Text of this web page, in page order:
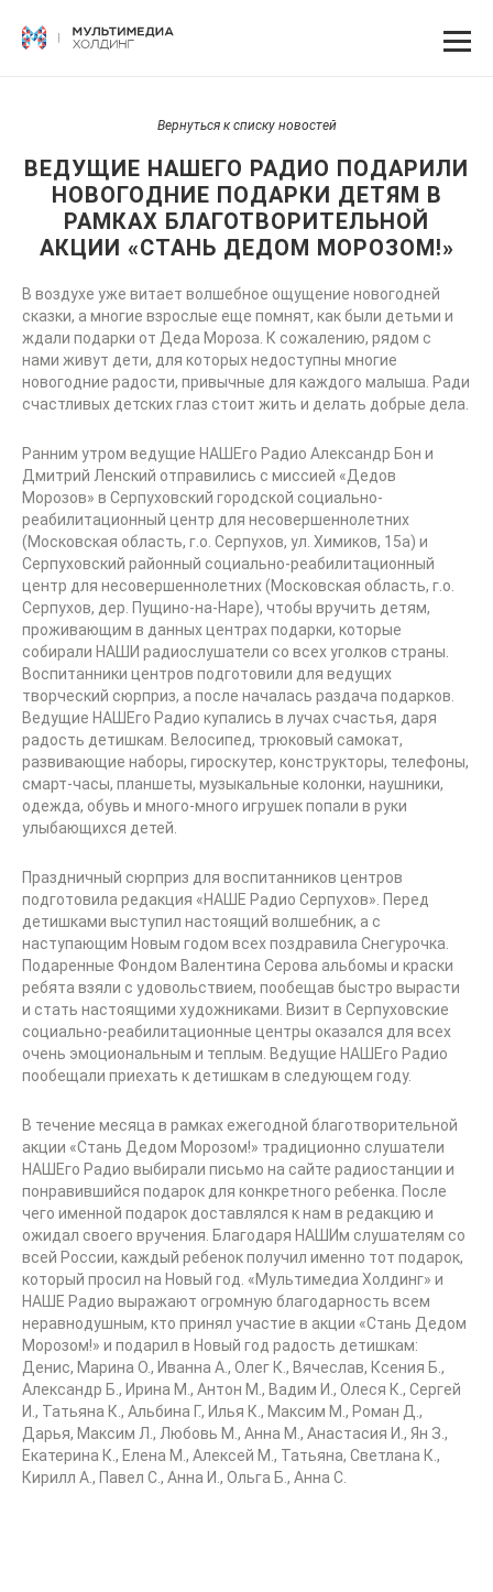
Вернуться к списку новостей
ВЕДУЩИЕ НАШЕГО РАДИО ПОДАРИЛИ
НОВОГОДНИЕ ПОДАРКИ ДЕТЯМ В
РАМКАХ БЛАГОТВОРИТЕЛЬНОЙ
АКЦИИ «СТАНЬ ДЕДОМ МОРОЗОМ!»
В воздухе уже витает волшебное ощущение новогодней
сказки, а многие взрослые еще помнят, как были детьми и
ждали подарки от Деда Мороза. К сожалению, рядом с
нами живут дети, для которых недоступны многие
новогодние радости, привычные для каждого малыша. Ради
счастливых детских глаз стоит жить и делать добрые дела.
Ранним утром ведущие НАШЕго Радио Александр Бон и
Дмитрий Ленский отправились с миссией «Дедов
Морозов» в Серпуховский городской социально-
реабилитационный центр для несовершеннолетних
(Московская область, г.о. Серпухов, ул. Химиков, 15а) и
Серпуховский районный социально-реабилитационный
центр для несовершеннолетних (Московская область, г.о.
Серпухов, дер. Пущино-на-Наре), чтобы вручить детям,
проживающим в данных центрах подарки, которые
собирали НАШИ радиослушатели со всех уголков страны.
Воспитанники центров подготовили для ведущих
творческий сюрприз, а после началась раздача подарков.
Ведущие НАШЕго Радио купались в лучах счастья, даря
радость детишкам. Велосипед, трюковый самокат,
развивающие наборы, гироскутер, конструкторы, телефоны,
смарт-часы, планшеты, музыкальные колонки, наушники,
одежда, обувь и много-много игрушек попали в руки
улыбающихся детей.
Праздничный сюрприз для воспитанников центров
подготовила редакция «НАШЕ Радио Серпухов». Перед
детишками выступил настоящий волшебник, а с
наступающим Новым годом всех поздравила Снегурочка.
Подаренные Фондом Валентина Серова альбомы и краски
ребята взяли с удовольствием, пообещав быстро вырасти
и стать настоящими художниками. Визит в Серпуховские
социально-реабилитационные центры оказался для всех
очень эмоциональным и теплым. Ведущие НАШЕго Радио
пообещали приехать к детишкам в следующем году.
В течение месяца в рамках ежегодной благотворительной
акции «Стань Дедом Морозом!» традиционно слушатели
НАШЕго Радио выбирали письмо на сайте радиостанции и
понравившийся подарок для конкретного ребенка. После
чего именной подарок доставлялся к нам в редакцию и
ожидал своего вручения. Благодаря НАШИм слушателям со
всей России, каждый ребенок получил именно тот подарок,
который просил на Новый год. «Мультимедиа Холдинг» и
НАШЕ Радио выражают огромную благодарность всем
неравнодушным, кто принял участие в акции «Стань Дедом
Морозом!» и подарил в Новый год радость детишкам:
Денис, Марина О., Иванна А., Олег К., Вячеслав, Ксения Б.,
Александр Б., Ирина М., Антон М., Вадим И., Олеся К., Сергей
И., Татьяна К., Альбина Г., Илья К., Максим М., Роман Д.,
Дарья, Максим Л., Любовь М., Анна М., Анастасия И., Ян З.,
Екатерина К., Елена М., Алексей М., Татьяна, Светлана К.,
Кирилл А., Павел С., Анна И., Ольга Б., Анна С.